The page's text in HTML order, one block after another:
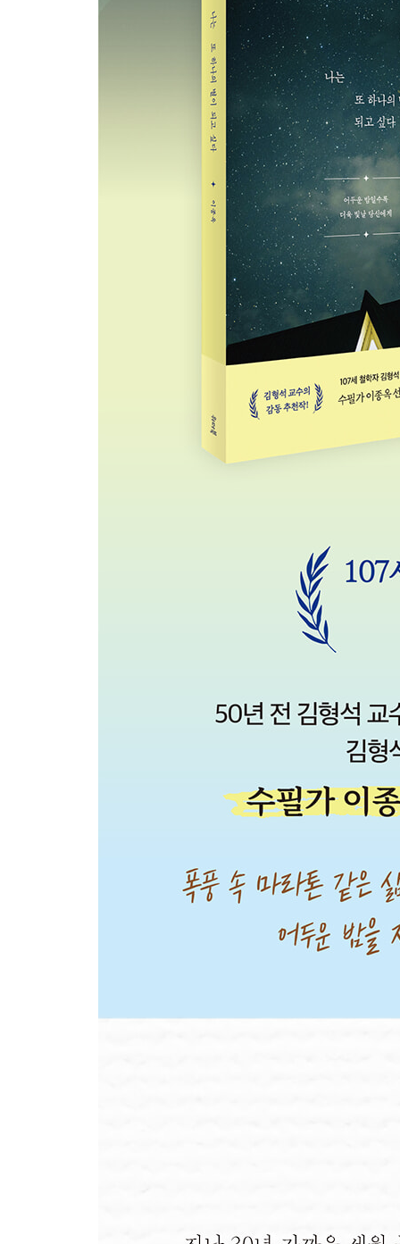
사명으로 불렸던 자리에서
제5부 별은 지고도 남아 빛난다
- 그리움 이후, 삶을 보내는 법
5평 1홉 2작에서의 인생 이야기
양지꽃의 역사 이야기
신라의 언어를 지켜 온 사랑
아름다운 인생이었노라
꽃비 소리 들리는 철학자의 길
말씀의 땅에서 다시 시작된 순례